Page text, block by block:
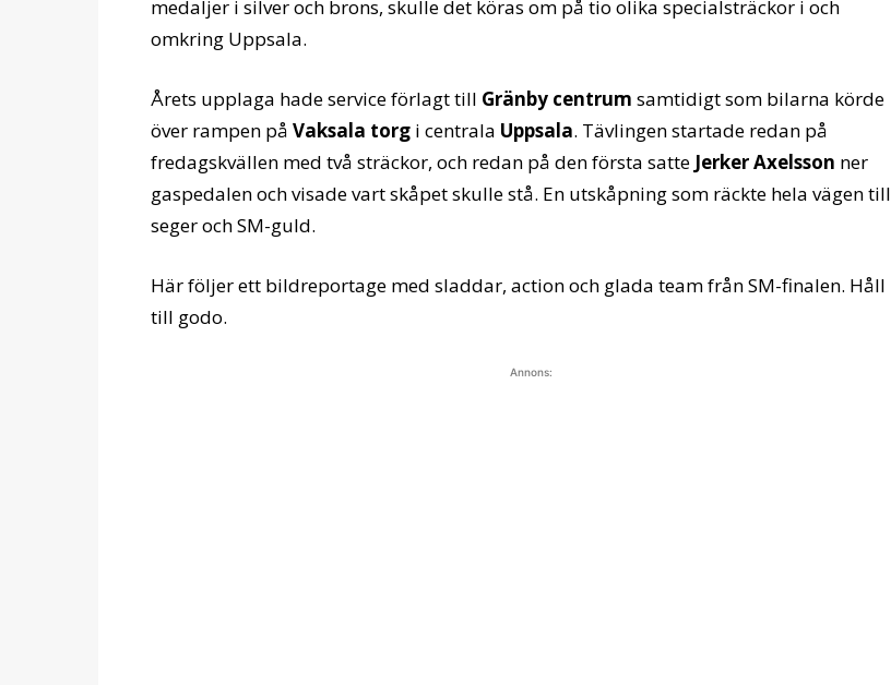
medaljer i silver och brons, skulle det köras om på tio olika specialsträckor i och
omkring Uppsala.
Årets upplaga hade service förlagt till Gränby centrum samtidigt som bilarna körde
över rampen på Vaksala torg i centrala Uppsala. Tävlingen startade redan på
fredagskvällen med två sträckor, och redan på den första satte Jerker Axelsson ner
gaspedalen och visade vart skåpet skulle stå. En utskåpning som räckte hela vägen till
seger och SM-guld.
Här följer ett bildreportage med sladdar, action och glada team från SM-finalen. Håll
till godo.
Annons: